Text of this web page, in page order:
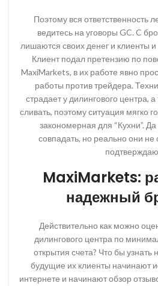
Поэтому вся ответственность
ведитесь на уговоры GC. C
лишаются своих денег и клиенты
Клиент подал претензию по
MaxiMarkets, в их работе явно
работы против трейдера.
страдает у дилингового центра,
сливать, поэтому ситуация мягко
закономерная для “Кухни”.
совпадать, но реально они не
MaxiMarkets:
надежный
Действительно как можно
дилингового центра по
открытия счета? Что бы узнать
будущие их клиенты начинают
интернете и начинают обзор